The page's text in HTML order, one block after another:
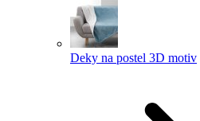
Deky na postel 3D motiv